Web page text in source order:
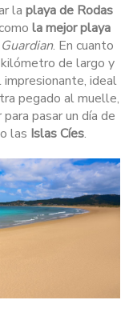
la playa de Rodas
la mejor playa
. En cuanto
de largo y
ideal
pegado al muelle,
pasar un día de
las Islas Cíes.